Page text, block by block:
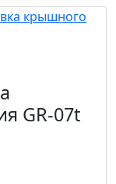
GR-07t